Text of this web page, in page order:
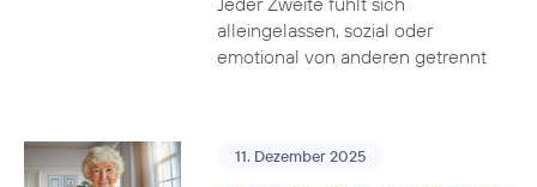
alleingelassen, sozial oder
emotional von anderen getrennt
11. Dezember 2025